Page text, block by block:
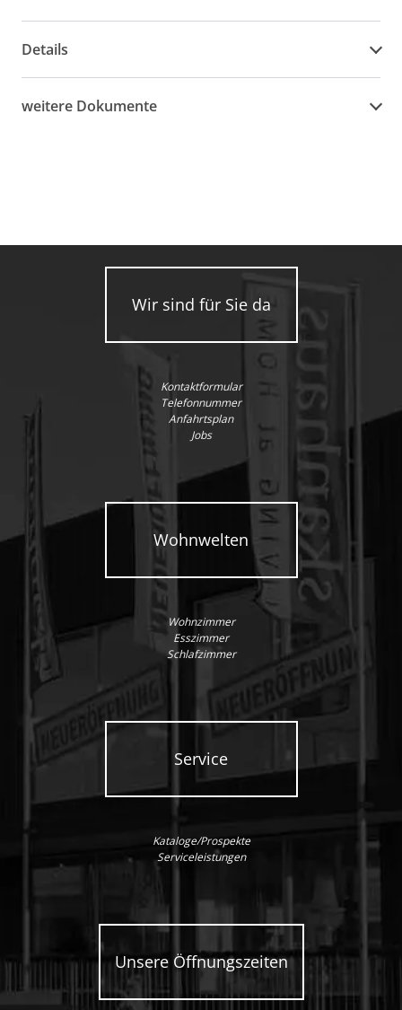
Details
weitere Dokumente
Wir sind für Sie da
Kontaktformular
Telefonnummer
Anfahrtsplan
Jobs
Wohnwelten
Wohnzimmer
Esszimmer
Schlafzimmer
Service
Kataloge/Prospekte
Serviceleistungen
Unsere Öffnungszeiten